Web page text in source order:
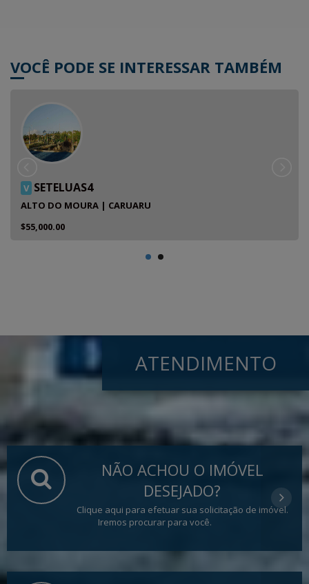
VOCÊ PODE SE INTERESSAR TAMBÉM
V SETELUAS4
ALTO DO MOURA | CARUARU
$55,000.00
ATENDIMENTO
NÃO ACHOU O IMÓVEL
DESEJADO?
Clique aqui para efetuar sua solicitação de imóvel.
Iremos procurar para você.